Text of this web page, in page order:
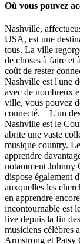
Où vous pouvez
Nashville,
USA, est une
tous. La ville
de choses à faire et
coût de rester
Nashville est l'une
avec de nombreux
ville, vous pouvez
connecté. L'un des
Nashville est le
abrite une vaste
musique country.
apprendre
notamment Johnny
dispose également
auxquelles les
en apprendre
incontournable est
live depuis la fin
musiciens célèbres
Armstrong et Patsy